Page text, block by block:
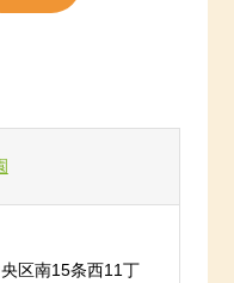
区南15条西11丁